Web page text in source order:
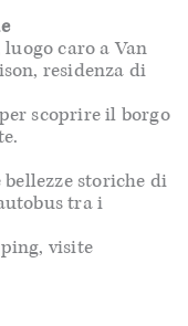
caro a Van
residenza di
scoprire il borgo
storiche di
tra i
visite